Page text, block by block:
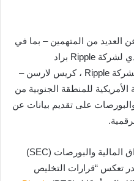
العديد من المتهمين – بما في
ذلك Ripple Labs ، والرئيس التنفيذي لشركة Ripple براد
جارلينجهاوس ، والرئيس التنفيذي لشركة Ripple ، كريس لارسن –
للمنطقة الجنوبية من
والبورصات على تقديم بيانات عن
يسعى الاقتراح إلى إجبار لجنة الأوراق المالية والبورصات (SEC)
تعكس “قرارات التخليص